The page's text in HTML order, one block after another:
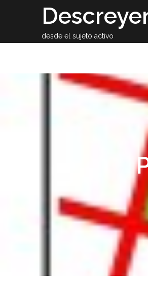
desde el sujeto activo